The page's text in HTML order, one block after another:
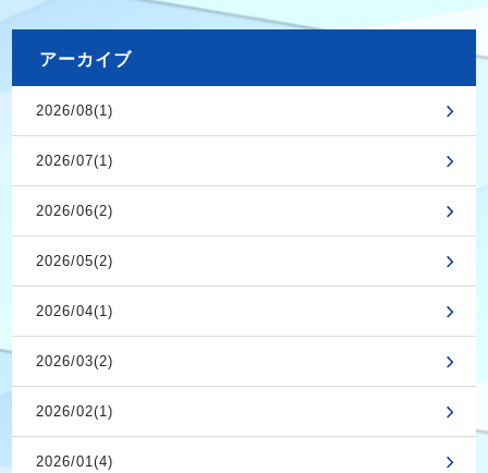
アーカイブ
2026/08(1)
2026/07(1)
2026/06(2)
2026/05(2)
2026/04(1)
2026/03(2)
2026/02(1)
2026/01(4)